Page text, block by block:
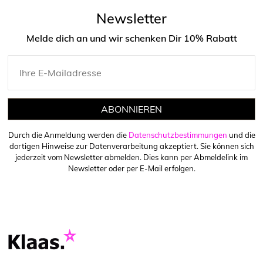
Newsletter
Melde dich an und wir schenken Dir 10% Rabatt
ABONNIEREN
Durch die Anmeldung werden die Datenschutzbestimmungen und die
dortigen Hinweise zur Datenverarbeitung akzeptiert. Sie können sich
jederzeit vom Newsletter abmelden. Dies kann per Abmeldelink im
Newsletter oder per E-Mail erfolgen.